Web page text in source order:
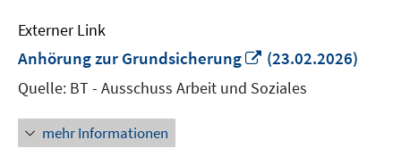
Externer Link
Anhörung zur Grundsicherung
In
neuem
Fenster
(23.02.2026)
Quelle: BT - Ausschuss Arbeit und Soziales
mehr Informationen